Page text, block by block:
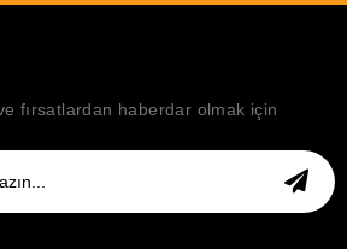
fırsatlardan haberdar olmak için